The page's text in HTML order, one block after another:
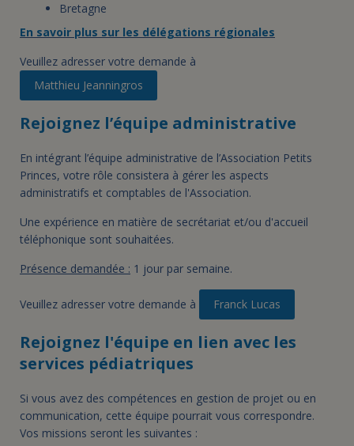
Bretagne
En savoir plus sur les délégations régionales
Veuillez adresser votre demande à
Matthieu Jeanningros
Rejoignez l’équipe administrative
En intégrant l’équipe administrative de l’Association Petits
Princes, votre rôle consistera à gérer les aspects
administratifs et comptables de l'Association.
Une expérience en matière de secrétariat et/ou d'accueil
téléphonique sont souhaitées.
Présence demandée : 1 jour par semaine.
Veuillez adresser votre demande à Franck Lucas
Rejoignez l'équipe en lien avec les
services pédiatriques
Si vous avez des compétences en gestion de projet ou en
communication, cette équipe pourrait vous correspondre.
Vos missions seront les suivantes :